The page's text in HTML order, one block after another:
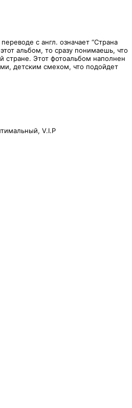
с англ. означает “Страна
альбом, то сразу понимаешь, что
стране. Этот фотоальбом наполнен
детским смехом, что подойдет
V.I.P